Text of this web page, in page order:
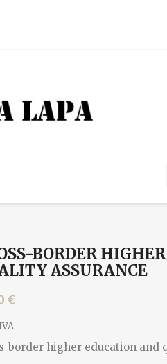
BORDER
ASSURANCE
€
border higher education and